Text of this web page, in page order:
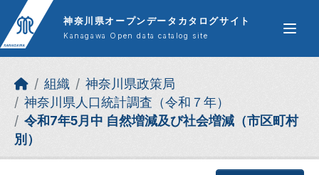
Skip to main content
神奈川県オープンデータカタログサイト
Kanagawa Open data catalog site
組織
神奈川県政策局
神奈川県人口統計調査（令和７年）
令和7年5月中 自然増減及び社会増減（市区町村
別）